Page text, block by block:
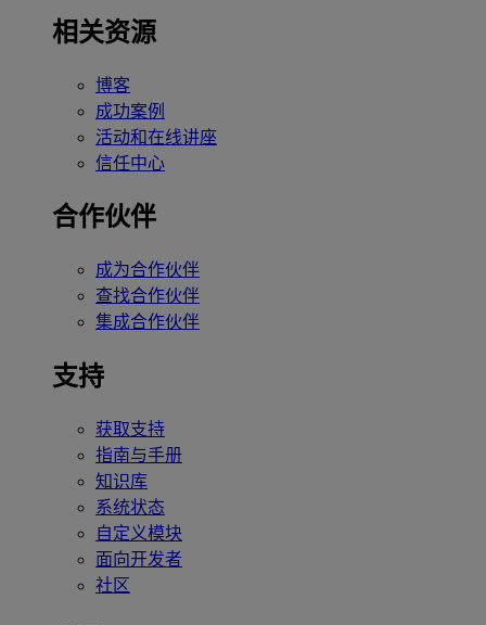
相关资源
博客
成功案例
活动和在线讲座
信任中心
合作伙伴
成为合作伙伴
查找合作伙伴
集成合作伙伴
支持
获取支持
指南与手册
知识库
系统状态
自定义模块
面向开发者
社区